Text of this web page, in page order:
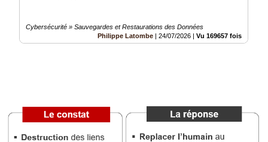
Inscription
Cybersécurité » Sauvegardes et Restaurations des Données
Philippe Latombe
24/07/2026 Vu 169657 fois